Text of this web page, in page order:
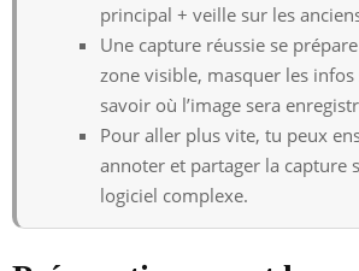
principal + veille sur les
Une capture réussie se
zone visible, masquer les infos
savoir où l’image sera
Pour aller plus vite, tu peux
annoter et partager la capture
logiciel complexe.